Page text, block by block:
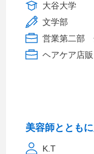
大谷大学
文学部
営業第二部
ヘアケア店
美容師ととも
K.T